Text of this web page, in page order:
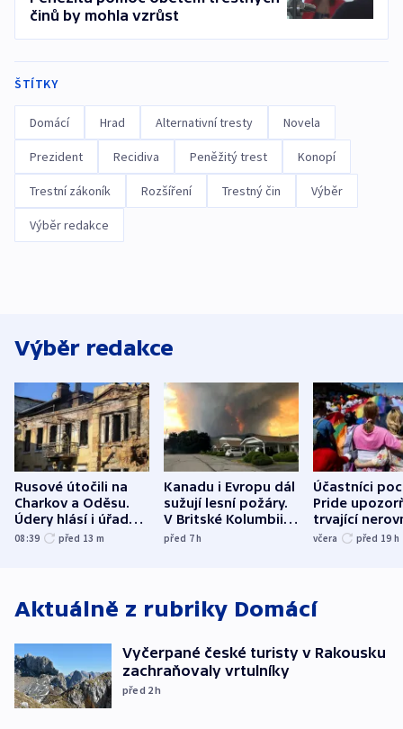
činů by mohla vzrůst
ŠTÍTKY
Domácí Hrad Alternativní tresty Novela
Prezident Recidiva Peněžitý trest Konopí
Trestní zákoník Rozšíření Trestný čin Výběr
Výběr redakce
Výběr redakce
Rusové útočili na
Charkov a Oděsu.
Údery hlásí i úřady v
Bělgorodu
08:39 před 13 m
Kanadu i Evropu dál
sužují lesní požáry.
V Britské Kolumbii
evakuovali tisíce lidí
před 7h
Účastníci
Pride
trvající
včera před 19 h
Aktuálně z rubriky Domácí
Vyčerpané české turisty v Rakousku
zachraňovaly vrtulníky
před 2h